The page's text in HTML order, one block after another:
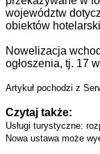
województw
obiektów
Nowelizacja
ogłoszenia, tj. 17
Artykuł pochodzi z
Czytaj także:
Usługi turystyczne:
Nowa ustawa może